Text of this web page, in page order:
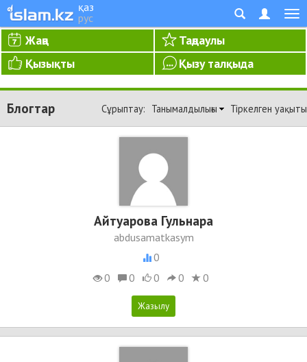
қаз
рус
Жаңа
Таңдаулы
Қызықты
Қызу талқыда
Блогтар Сұрыптау: Танымалдылығы Тіркелген уақыты
Айтуарова Гульнара
abdusamatkasym
0
0
0 0 0 0